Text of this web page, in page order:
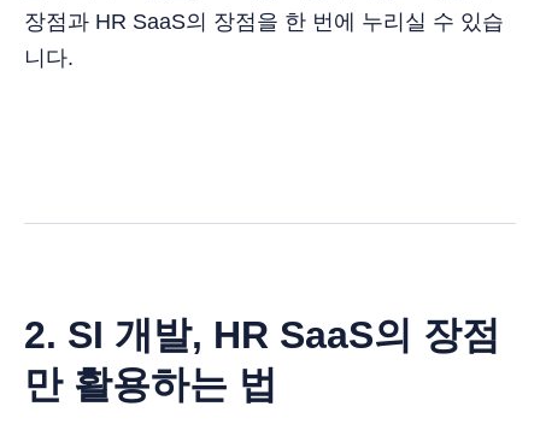
장점과 HR SaaS의 장점을 한 번에 누리실 수 있습
니다.
2. SI 개발, HR SaaS의 장점
만 활용하는 법